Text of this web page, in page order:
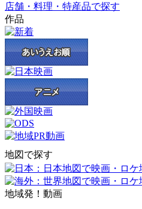
店舗・料理・特産品で探す
作品
地図で探す
地域発！動画